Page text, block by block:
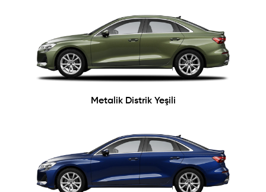
Metalik Distrik Yeşili